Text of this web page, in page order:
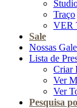
Traço
VER
Sale
Nossas
Lista de
Criar
Ver
Ver
Pesquisa